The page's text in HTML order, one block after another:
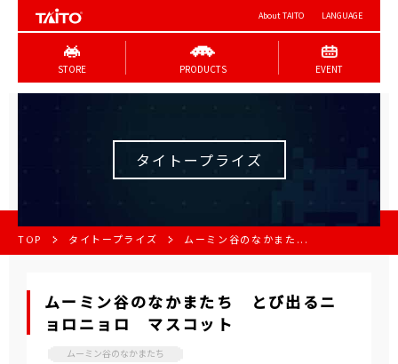
About TAITO LANGUAGE
STORE PRODUCTS EVENT
タイトープライズ
TOP タイトープライズ ムーミン谷のなかまた...
ムーミン谷のなかまたち とび出るニ
ョロニョロ マスコット
ムーミン谷のなかまたち